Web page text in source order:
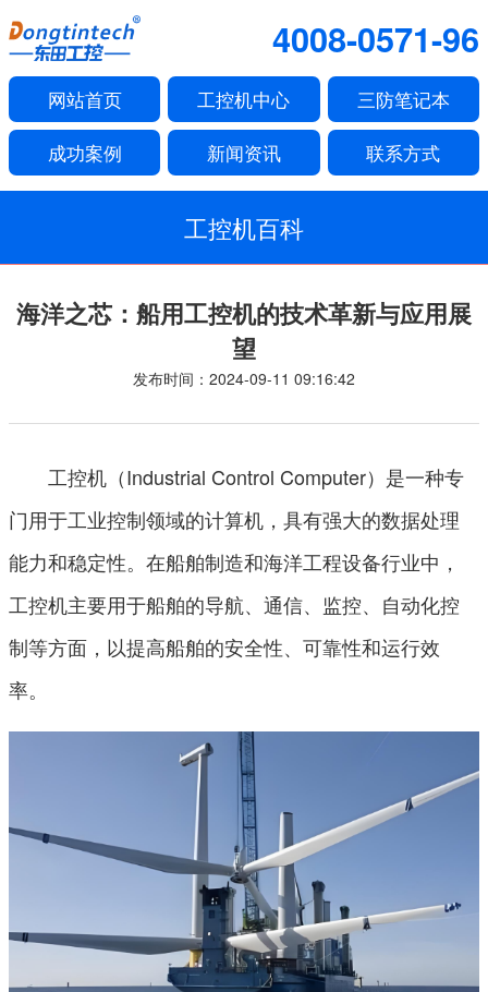
4008-0571-96
网站首页 工控机中心 三防笔记本
成功案例 新闻资讯 联系方式
工控机百科
海洋之芯：船用工控机的技术革新与应用展
望
发布时间：2024-09-11 09:16:42
工控机（Industrial Control Computer）是一种专
门用于工业控制领域的计算机，具有强大的数据处理
能力和稳定性。在船舶制造和海洋工程设备行业中，
工控机主要用于船舶的导航、通信、监控、自动化控
制等方面，以提高船舶的安全性、可靠性和运行效
率。